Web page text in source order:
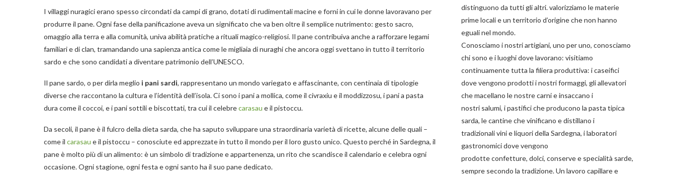
I villaggi nuragici erano spesso circondati da campi di grano, dotati di rudimentali macine e forni in cui le donne lavoravano per
produrre il pane. Ogni fase della panificazione aveva un significato che va ben oltre il semplice nutrimento: gesto sacro,
omaggio alla terra e alla comunità, univa abilità pratiche a rituali magico-religiosi. Il pane contribuiva anche a rafforzare legami
familiari e di clan, tramandando una sapienza antica come le migliaia di nuraghi che ancora oggi svettano in tutto il territorio
sardo e che sono candidati a diventare patrimonio dell’UNESCO.
Il pane sardo, o per dirla meglio i pani sardi, rappresentano un mondo variegato e affascinante, con centinaia di tipologie
diverse che raccontano la cultura e l’identità dell’isola. Ci sono i pani a mollica, come il civraxiu e il moddizzosu, i pani a pasta
dura come il coccoi, e i pani sottili e biscottati, tra cui il celebrecarasau e il pistoccu.
Da secoli, il pane è il fulcro della dieta sarda, che ha saputo sviluppare una straordinaria varietà di ricette, alcune delle quali –
come il carasau e il pistoccu – conosciute ed apprezzate in tutto il mondo per il loro gusto unico. Questo perché in Sardegna, il
pane è molto più di un alimento: è un simbolo di tradizione e appartenenza, un rito che scandisce il calendario e celebra ogni
occasione. Ogni stagione, ogni festa e ogni santo ha il suo pane dedicato.
distinguono da tutti gli altri. valorizziamo le materie
prime locali e un territorio d’origine che non hanno
eguali nel mondo.
Conosciamo i nostri artigiani, uno per uno, conosciamo
chi sono e i luoghi dove lavorano: visitiamo
continuamente tutta la filiera produttiva: i caseifici
dove vengono prodotti i nostriformaggi, gli allevatori
che macellano le nostrecarnie insaccano i
nostri salumi, i pastifici che producono la pasta tipica
sarda, le cantine che vinificano e distillano i
tradizionalivini e liquoridella Sardegna, i laboratori
gastronomici dove vengono
prodotteconfetture, dolci, conservee specialità sarde,
sempre secondo la tradizione. Un lavoro capillare e